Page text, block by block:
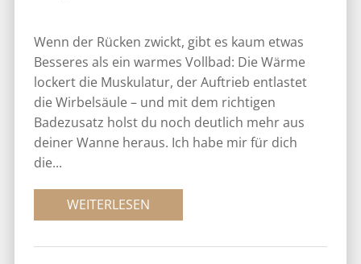
Wenn der Rücken zwickt, gibt es kaum etwas
Besseres als ein warmes Vollbad: Die Wärme
lockert die Muskulatur, der Auftrieb entlastet
die Wirbelsäule – und mit dem richtigen
Badezusatz holst du noch deutlich mehr aus
deiner Wanne heraus. Ich habe mir für dich
die...
WEITERLESEN